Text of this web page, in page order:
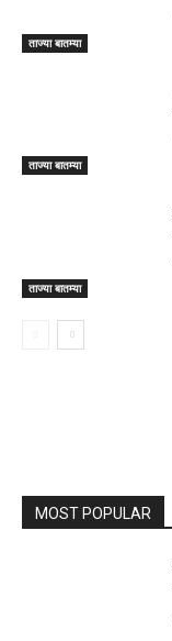
ताज्या बातम्या
ताज्या बातम्या
ताज्या बातम्या
MOST POPULAR